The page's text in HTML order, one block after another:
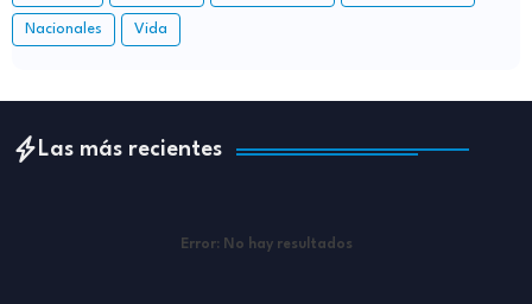
Nacionales Vida
Las más recientes
Error: No hay resultados